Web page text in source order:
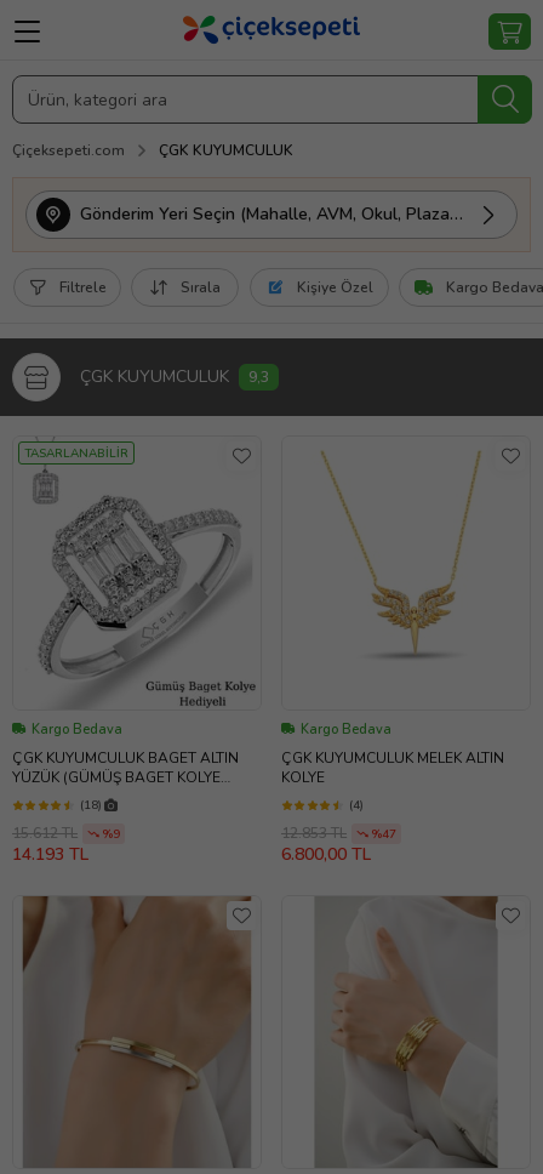
Çiçeksepeti.com ÇGK KUYUMCULUK
Gönderim Yeri Seçin (Mahalle, AVM, Okul, Plaza vs.)
Filtrele Sırala Kişiye Özel Kargo Bedava
ÇGK KUYUMCULUK 9,3
TASARLANABİLİR
Kargo Bedava
ÇGK KUYUMCULUK BAGET ALTIN
YÜZÜK (GÜMÜŞ BAGET KOLYE
HEDİYELİ)
(18)
15.612 TL %9
14.193 TL
Kargo Bedava
ÇGK KUYUMCULUK MELEK ALTIN
KOLYE
(4)
12.853 TL %47
6.800,00 TL